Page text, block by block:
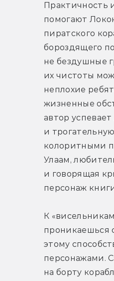
Практичность
помогают
пиратского
бороздящего
не бездушные
их чистоты
неплохие
жизненные
автор
и
колоритными
Улаам,
и говорящая
персонаж
К
проникаешься
этому
персонажами.
на борту